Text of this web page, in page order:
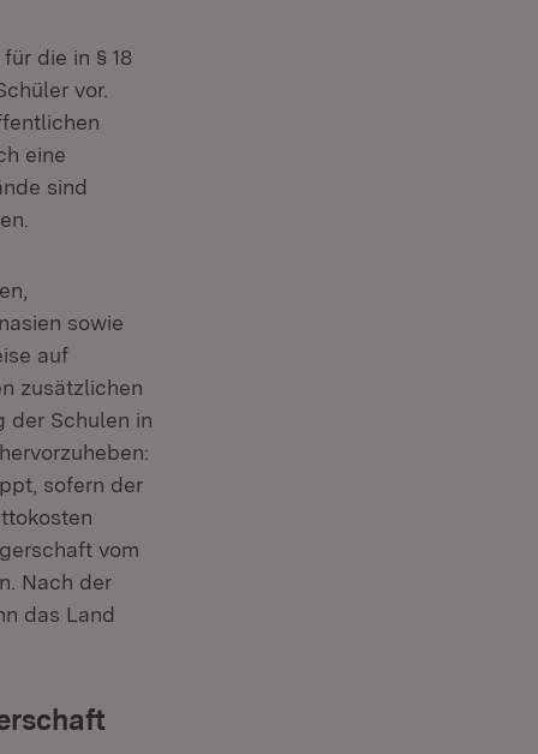
die in § 18
vor.
eine
sind
sowie
auf
zusätzlichen
der Schulen in
sofern der
vom
Nach der
das Land